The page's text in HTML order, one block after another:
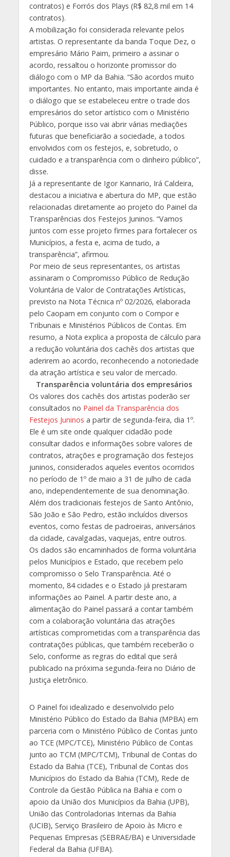
contratos) e Forrós dos Plays (R$ 82,8 mil em 14
contratos).
A mobilização foi considerada relevante pelos
artistas. O representante da banda Toque Dez, o
empresário Mário Paim, primeiro a assinar o
acordo, ressaltou o horizonte promissor do
diálogo com o MP da Bahia. “São acordos muito
importantes. No entanto, mais importante ainda é
o diálogo que se estabeleceu entre o trade dos
empresários do setor artístico com o Ministério
Público, porque isso vai abrir várias mediações
futuras que beneficiarão a sociedade, a todos
envolvidos com os festejos, e, sobretudo, o
cuidado e a transparência com o dinheiro público”,
disse.
Já a representante de Igor Kannario, Irá Caldeira,
destacou a iniciativa e abertura do MP, que estão
relacionadas diretamente ao projeto do Painel da
Transparências dos Festejos Juninos. “Vamos
juntos com esse projeto firmes para fortalecer os
Municípios, a festa e, acima de tudo, a
transparência”, afirmou.
Por meio de seus representantes, os artistas
assinaram o Compromisso Público de Redução
Voluntária de Valor de Contratações Artísticas,
previsto na Nota Técnica nº 02/2026, elaborada
pelo Caopam em conjunto com o Compor e
Tribunais e Ministérios Públicos de Contas. Em
resumo, a Nota explica a proposta de cálculo para
a redução voluntária dos cachês dos artistas que
aderirem ao acordo, reconhecendo a notoriedade
da atração artística e seu valor de mercado.
Transparência voluntária dos empresários
Os valores dos cachês dos artistas poderão ser
consultados no Painel da Transparência dos
Festejos Juninos a partir de segunda-feira, dia 1º.
Ele é um site onde qualquer cidadão pode
consultar dados e informações sobre valores de
contratos, atrações e programação dos festejos
juninos, considerados aqueles eventos ocorridos
no período de 1º de maio a 31 de julho de cada
ano, independentemente de sua denominação.
Além dos tradicionais festejos de Santo Antônio,
São João e São Pedro, estão incluídos diversos
eventos, como festas de padroeiras, aniversários
da cidade, cavalgadas, vaquejas, entre outros.
Os dados são encaminhados de forma voluntária
pelos Municípios e Estado, que recebem pelo
compromisso o Selo Transparência. Até o
momento, 84 cidades e o Estado já prestaram
informações ao Painel. A partir deste ano, a
alimentação do Painel passará a contar também
com a colaboração voluntária das atrações
artísticas comprometidas com a transparência das
contratações públicas, que também receberão o
Selo, conforme as regras do edital que será
publicado na próxima segunda-feira no Diário de
Justiça eletrônico.
O Painel foi idealizado e desenvolvido pelo
Ministério Público do Estado da Bahia (MPBA) em
parceria com o Ministério Público de Contas junto
ao TCE (MPC/TCE), Ministério Público de Contas
junto ao TCM (MPC/TCM), Tribunal de Contas do
Estado da Bahia (TCE), Tribunal de Contas dos
Municípios do Estado da Bahia (TCM), Rede de
Controle da Gestão Pública na Bahia e com o
apoio da União dos Municípios da Bahia (UPB),
União das Controladorias Internas da Bahia
(UCIB), Serviço Brasileiro de Apoio às Micro e
Pequenas Empresas (SEBRAE/BA) e Universidade
Federal da Bahia (UFBA).